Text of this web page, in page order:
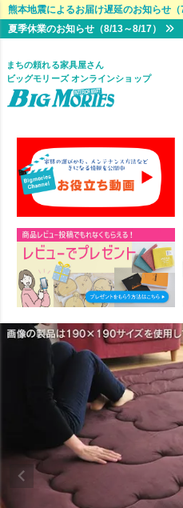
熊本地震によるお届け遅延のお知らせ（
夏季休業のお知らせ（8/13～8/17）
まちの頼れる家具屋さん
ビッグモリーズ オンラインショップ